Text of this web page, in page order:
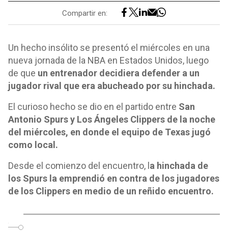
Compartir en:
Un hecho insólito se presentó el miércoles en una
nueva jornada de la NBA en Estados Unidos, luego
de que un entrenador decidiera defender a un
jugador rival que era abucheado por su hinchada.
El curioso hecho se dio en el partido entre San
Antonio Spurs y Los Ángeles Clippers de la noche
del miércoles, en donde el equipo de Texas jugó
como local.
Desde el comienzo del encuentro, l a hinchada de
los Spurs la emprendió en contra de los jugadores
de los Clippers en medio de un reñido encuentro.